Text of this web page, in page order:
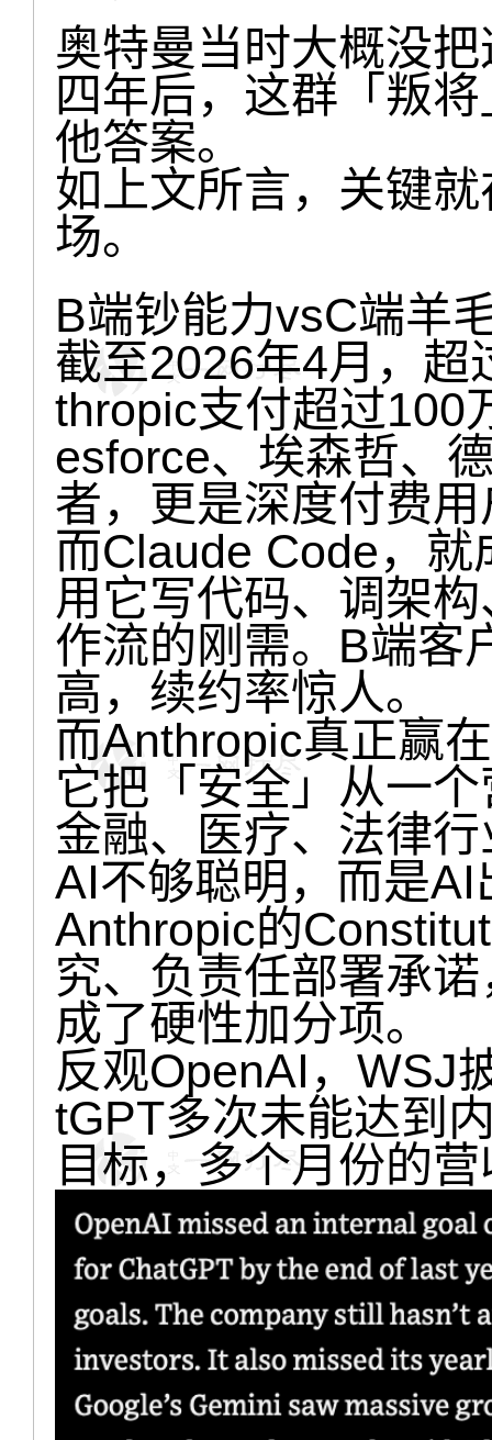
奥特曼当时大概没
四年后，这群「叛
他答案。
如上文所言，关键
场。
B端钞能力vsC端羊
截至2026年4月，超
thropic支付超过100
esforce、埃森哲、
者，更是深度付费用
而Claude Code，
用它写代码、调架
作流的刚需。B端客
高，续约率惊人。
而Anthropic真正赢
它把「安全」从一
金融、医疗、法律
AI不够聪明，而是
Anthropic的
究、负责任部署承
成了硬性加分项。
反观OpenAI，WSJ
tGPT多次未能达到
目标，多个月份的